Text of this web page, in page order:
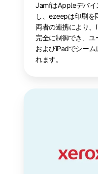
JamfはAppleデバイ
し、ezeepは印刷を
両者の連携により
完全に制御でき、
およびiPadでシー
れます。
Lexmark